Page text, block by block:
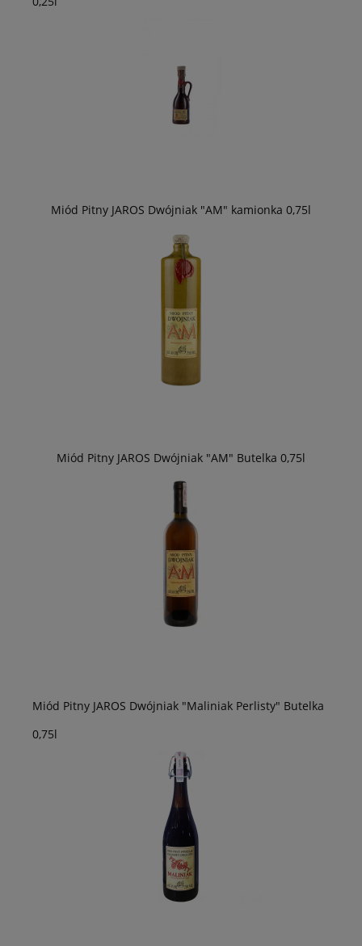
Miód Pitny JAROS Dwójniak "AM" kamionka 0,75l
Miód Pitny JAROS Dwójniak "AM" Butelka 0,75l
Miód Pitny JAROS Dwójniak "Maliniak Perlisty" Butelka
0,75l